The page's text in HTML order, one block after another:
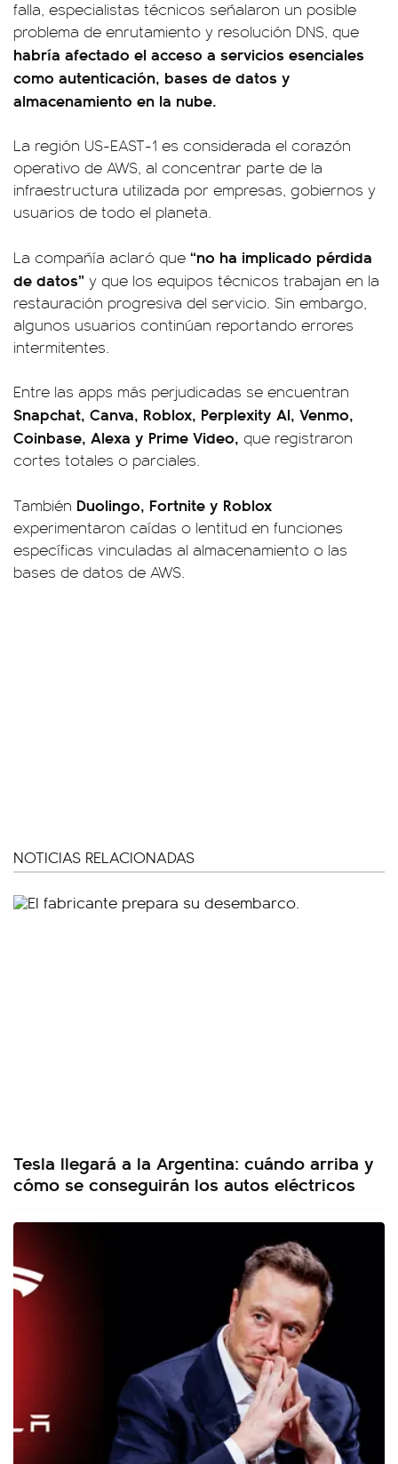
falla, especialistas técnicos señalaron un posible
problema de enrutamiento y resolución DNS, que
habría afectado el acceso a servicios esenciales
como autenticación, bases de datos y
almacenamiento en la nube.
La región US-EAST-1 es considerada el corazón
operativo de AWS, al concentrar parte de la
infraestructura utilizada por empresas, gobiernos y
usuarios de todo el planeta.
La compañía aclaró que “no ha implicado pérdida
de datos” y que los equipos técnicos trabajan en la
restauración progresiva del servicio. Sin embargo,
algunos usuarios continúan reportando errores
intermitentes.
Entre las apps más perjudicadas se encuentran
Snapchat, Canva, Roblox, Perplexity AI, Venmo,
Coinbase, Alexa y Prime Video, que registraron
cortes totales o parciales.
También Duolingo, Fortnite y Roblox
experimentaron caídas o lentitud en funciones
específicas vinculadas al almacenamiento o las
bases de datos de AWS.
NOTICIAS RELACIONADAS
Tesla llegará a la Argentina: cuándo arriba y
cómo se conseguirán los autos eléctricos